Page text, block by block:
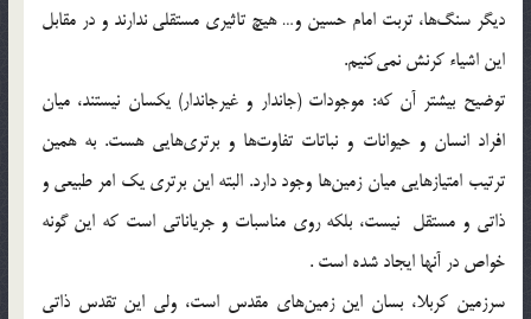
ديگر سنگ‌ها، تربت امام حسين و… هيچ تاثيري مستقلي ندارند و در مقابل
اين اشياء كرنش نمي‌كنيم.
توضيح بيشتر آن كه: موجودات (جاندار و غيرجاندار) يكسان نيستند، ميان
افراد انسان و حيوانات و نباتات تفاوت‌ها و برتري‌هايي هست. به همين
ترتيب امتيازهايي ميان زمين‌ها وجود دارد. البته اين برتري يك امر طبيعي و
ذاتي و مستقل نيست، بلكه روي مناسبات و جرياناتي است كه اين گونه
خواص در آنها ايجاد شده است .
سرزمين كربلا، بسان اين زمين‌هاي مقدس است، ولي اين تقدس ذاتي